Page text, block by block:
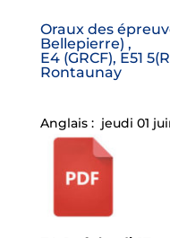
Oraux des
Bellepierre) ,
E4 (GRCF), E51
Rontaunay
Anglais : jeudi 01